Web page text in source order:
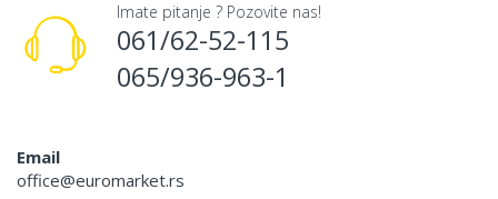
Imate pitanje ? Pozovite nas!
061/62-52-115
065/936-963-1
Email
office@euromarket.rs